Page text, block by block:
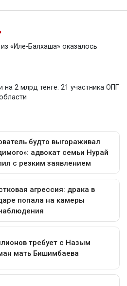
«Иле-Балхаша» оказалось
2 млрд тенге: 21 участника ОПГ